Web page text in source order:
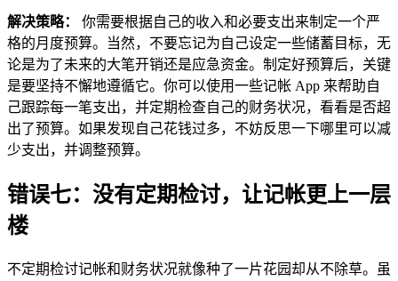
解决策略：
你需要根据自己的收入和必要支出来制定一个严
格的月度预算。当然，不要忘记为自己设定一些储蓄目标，无
论是为了未来的大笔开销还是应急资金。制定好预算后，关键
是要坚持不懈地遵循它。你可以使用一些记帐 App 来帮助自
己跟踪每一笔支出，并定期检查自己的财务状况，看看是否超
出了预算。如果发现自己花钱过多，不妨反思一下哪里可以减
少支出，并调整预算。
错误七：没有定期检讨，让记帐更上一层
楼
不定期检讨记帐和财务状况就像种了一片花园却从不除草。虽